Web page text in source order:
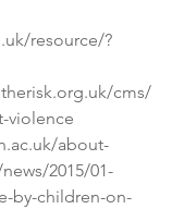
resource/?
cms/
violence
about-
2015/01-
by-children-on-